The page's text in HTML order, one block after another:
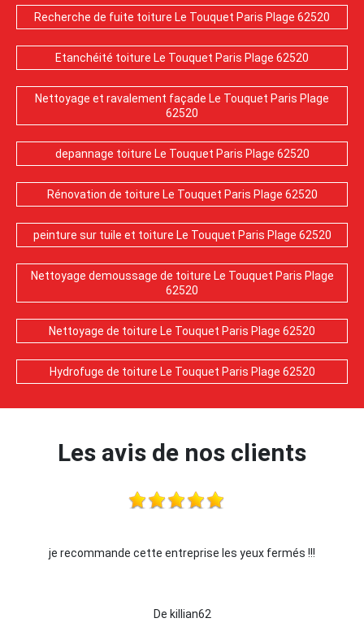
Recherche de fuite toiture Le Touquet Paris Plage 62520
Etanchéité toiture Le Touquet Paris Plage 62520
Nettoyage et ravalement façade Le Touquet Paris Plage
62520
depannage toiture Le Touquet Paris Plage 62520
Rénovation de toiture Le Touquet Paris Plage 62520
peinture sur tuile et toiture Le Touquet Paris Plage 62520
Nettoyage demoussage de toiture Le Touquet Paris Plage
62520
Nettoyage de toiture Le Touquet Paris Plage 62520
Hydrofuge de toiture Le Touquet Paris Plage 62520
Les avis de nos clients
je recommande cette entreprise les yeux fermés !!!
De killian62